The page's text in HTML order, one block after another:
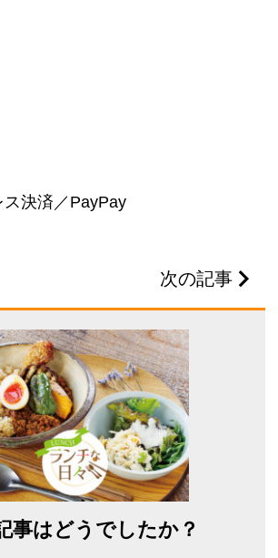
決済／PayPay
次の記事
事はどうでしたか？